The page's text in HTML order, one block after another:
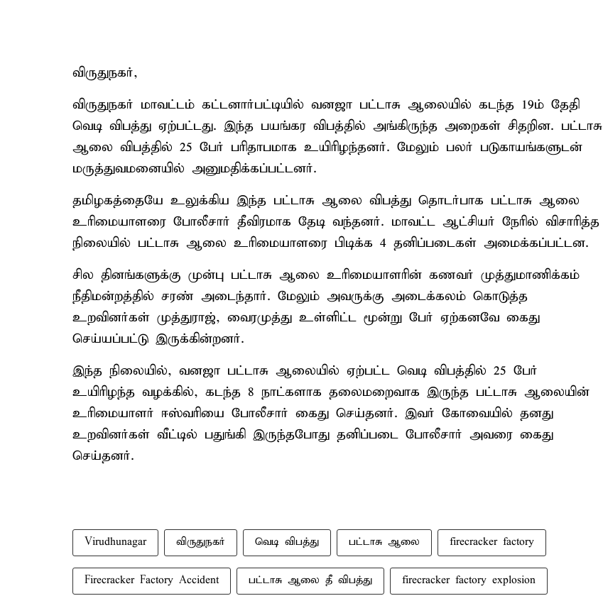
விருதுநகர்,
விருதுநகர் மாவட்டம் கட்டனார்பட்டியில் வனஜா பட்டாசு ஆலையில் கடந்த 19ம் தேதி
வெடி விபத்து ஏற்பட்டது. இந்த பயங்கர விபத்தில் அங்கிருந்த அறைகள் சிதறின. பட்டாசு
ஆலை விபத்தில் 25 பேர் பரிதாபமாக உயிரிழந்தனர். மேலும் பலர் படுகாயங்களுடன்
மருத்துவமனையில் அனுமதிக்கப்பட்டனர்.
தமிழகத்தையே உலுக்கிய இந்த பட்டாசு ஆலை விபத்து தொடர்பாக பட்டாசு ஆலை
உரிமையாளரை போலீசார் தீவிரமாக தேடி வந்தனர். மாவட்ட ஆட்சியர் நேரில் விசாரித்த
நிலையில் பட்டாசு ஆலை உரிமையாளரை பிடிக்க 4 தனிப்படைகள் அமைக்கப்பட்டன.
சில தினங்களுக்கு முன்பு பட்டாசு ஆலை உரிமையாளரின் கணவர் முத்துமாணிக்கம்
நீதிமன்றத்தில் சரண் அடைந்தார். மேலும் அவருக்கு அடைக்கலம் கொடுத்த
உறவினர்கள் முத்துராஜ், வைரமுத்து உள்ளிட்ட மூன்று பேர் ஏற்கனவே கைது
செய்யப்பட்டு இருக்கின்றனர்.
இந்த நிலையில், வனஜா பட்டாசு ஆலையில் ஏற்பட்ட வெடி விபத்தில் 25 பேர்
உயிரிழந்த வழக்கில், கடந்த 8 நாட்களாக தலைமறைவாக இருந்த பட்டாசு ஆலையின்
உரிமையாளர் ஈஸ்வரியை போலீசார் கைது செய்தனர். இவர் கோவையில் தனது
உறவினர்கள் வீட்டில் பதுங்கி இருந்தபோது தனிப்படை போலீசார் அவரை கைது
செய்தனர்.
Virudhunagar விருதுநகர் வெடி விபத்து பட்டாசு ஆலை firecracker factory
Firecracker Factory Accident பட்டாசு ஆலை தீ விபத்து firecracker factory explosion